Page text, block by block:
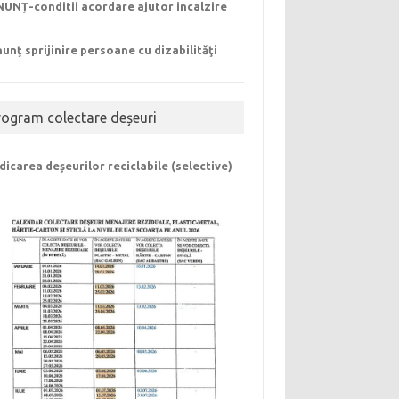
conditii acordare ajutor incalzire
sprijinire persoane cu dizabilităţi
colectare deșeuri
deșeurilor reciclabile (selective)